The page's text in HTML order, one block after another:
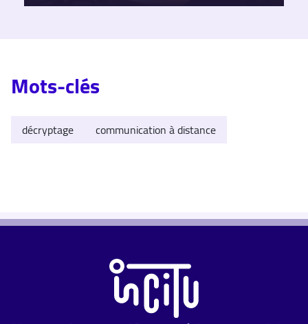
Mots-clés
décryptage communication à distance